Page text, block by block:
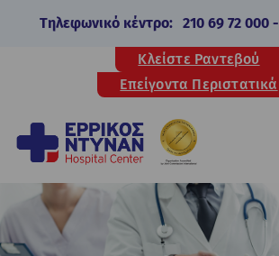
Τηλεφωνικό κέντρο: 210 69 72 000-
Κλείστε Ραντεβού
Επείγοντα Περιστατικά